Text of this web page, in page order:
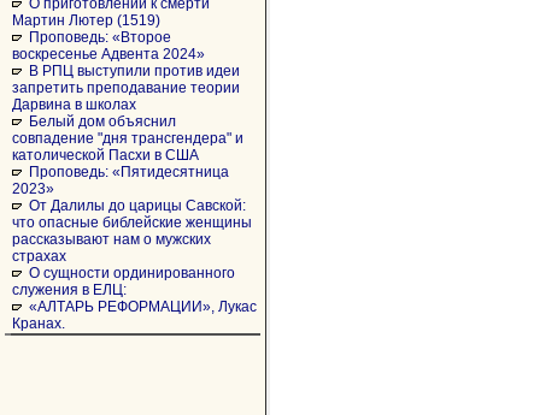
О приготовлении к смерти
Мартин Лютер (1519)
Проповедь: «Второе
воскресенье Адвента 2024»
В РПЦ выступили против идеи
запретить преподавание теории
Дарвина в школах
Белый дом объяснил
совпадение "дня трансгендера" и
католической Пасхи в США
Проповедь: «Пятидесятница
2023»
От Далилы до царицы Савской:
что опасные библейские женщины
рассказывают нам о мужских
страхах
О сущности ординированного
служения в ЕЛЦ:
«АЛТАРЬ РЕФОРМАЦИИ», Лукас
Кранах.